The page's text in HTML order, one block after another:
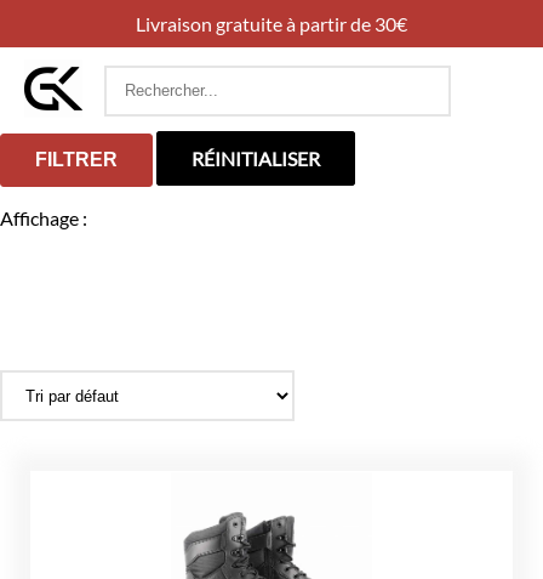
Livraison gratuite à partir de 30€
Rechercher
FILTRER RÉINITIALISER
Affichage :